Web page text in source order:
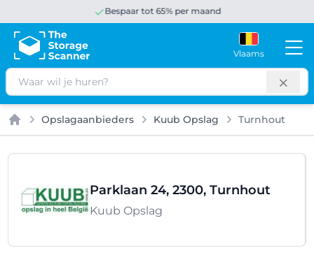
Bespaar tot 65% per maand
Vlaams
Zoeken
Home
Opslagaanbieders Kuub Opslag Turnhout
Parklaan 24, 2300, Turnhout
Kuub Opslag